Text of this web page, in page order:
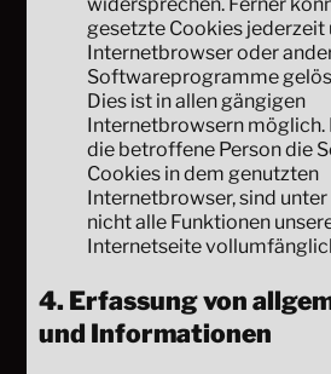
widersprechen. Ferner
gesetzte Cookies jederzeit
Internetbrowser oder
Softwareprogramme
Dies ist in allen gängigen
Internetbrowsern
die betroffene Person die
Cookies in dem genutzten
Internetbrowser, sind
nicht alle Funktionen
Internetseite
4. Erfassung von
und Informationen